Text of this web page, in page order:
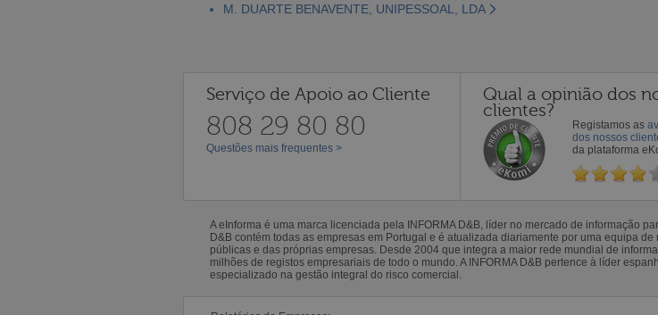
M. DUARTE BENAVENTE, UNIPESSOAL, LDA
Serviço de Apoio ao Cliente
808 29 80 80
Questões mais frequentes >
Qual a opinião dos
clientes?
Registamos as
dos nossos
da plataforma
A eInforma é uma marca licenciada pela INFORMA D&B, líder no mercado de informação
D&B contém todas as empresas em Portugal e é atualizada diariamente por uma equipa
públicas e das próprias empresas. Desde 2004 que integra a maior rede mundial de
milhões de registos empresariais de todo o mundo. A INFORMA D&B pertence à líder
especializado na gestão integral do risco comercial.